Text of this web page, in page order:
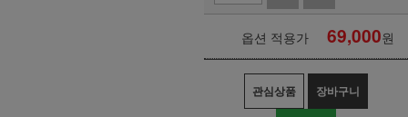
옵션 적용가 69,000원
관심상품 장바구니